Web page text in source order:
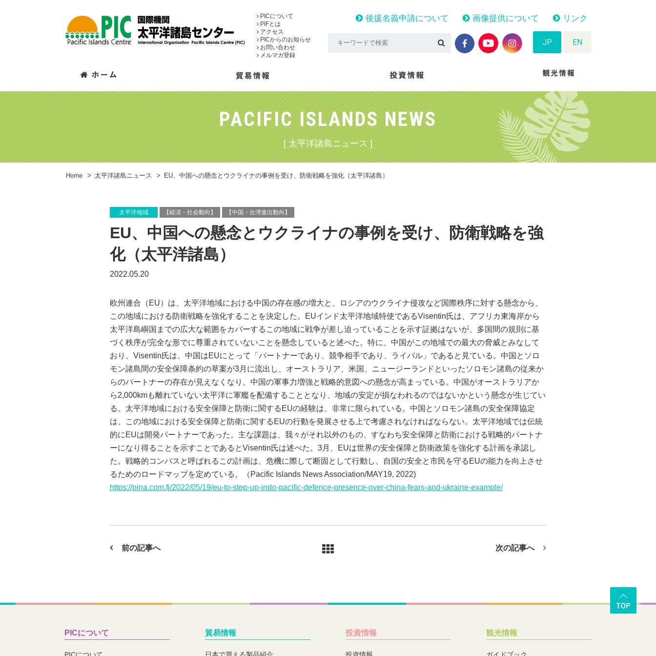
PICについて
PIFとは
アクセス
PICからのお知らせ
お問い合わせ
メルマガ登録
後援名義申請について 画像提供について リンク
JP EN
PACIFIC ISLANDS NEWS
[ 太平洋諸島ニュース ]
Home > 太平洋諸島ニュース > EU、中国への懸念とウクライナの事例を受け、防衛戦略を強化（太平洋諸島）
太平洋地域 【経済・社会動向】 【中国・台湾進出動向】
EU、中国への懸念とウクライナの事例を受け、防衛戦略を強
化（太平洋諸島）
2022.05.20
欧州連合（EU）は、太平洋地域における中国の存在感の増大と、ロシアのウクライナ侵攻など国際秩序に対する懸念から、
この地域における防衛戦略を強化することを決定した。EUインド太平洋地域特使であるVisentin氏は、アフリカ東海岸から
太平洋島嶼国までの広大な範囲をカバーするこの地域に戦争が差し迫っていることを示す証拠はないが、多国間の規則に基
づく秩序が完全な形でに尊重されていないことを懸念していると述べた。特に、中国がこの地域での最大の脅威とみなして
おり、Visentin氏は、中国はEUにとって「パートナーであり、競争相手であり、ライバル」であると見ている。中国とソロ
モン諸島間の安全保障条約の草案が3月に流出し、オーストラリア、米国、ニュージーランドといったソロモン諸島の従来か
らのパートナーの存在が見えなくなり、中国の軍事力増強と戦略的意図への懸念が高まっている。中国がオーストラリアか
ら2,000kmも離れていない太平洋に軍艦を配備することとなり、地域の安定が損なわれるのではないかという懸念が生じてい
る。太平洋地域における安全保障と防衛に関するEUの経験は、非常に限られている。中国とソロモン諸島の安全保障協定
は、この地域における安全保障と防衛に関するEUの行動を発展させる上で考慮されなければならない。太平洋地域では伝統
的にEUは開発パートナーであった。主な課題は、我々がそれ以外のもの、すなわち安全保障と防衛における戦略的パートナ
ーになり得ることを示すことであるとVisentin氏は述べた。3月、EUは世界の安全保障と防衛政策を強化する計画を承認し
た。戦略的コンパスと呼ばれるこの計画は、危機に際して断固として行動し、自国の安全と市民を守るEUの能力を向上させ
るためのロードマップを定めている。（Pacific Islands News Association/MAY19, 2022)
https://pina.com.fj/2022/05/19/eu-to-step-up-indo-pacific-defence-presence-over-china-fears-and-ukraine-example/
前の記事へ 次の記事へ
PICについて 貿易情報 投資情報 観光情報